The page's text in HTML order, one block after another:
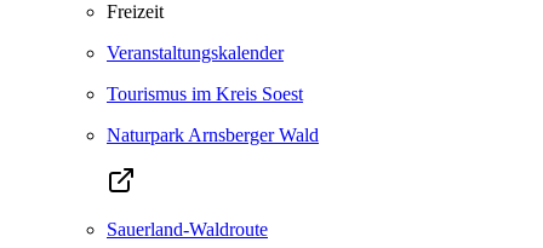
Freizeit
Veranstaltungskalender
Tourismus im Kreis Soest
Naturpark Arnsberger Wald
Sauerland-Waldroute